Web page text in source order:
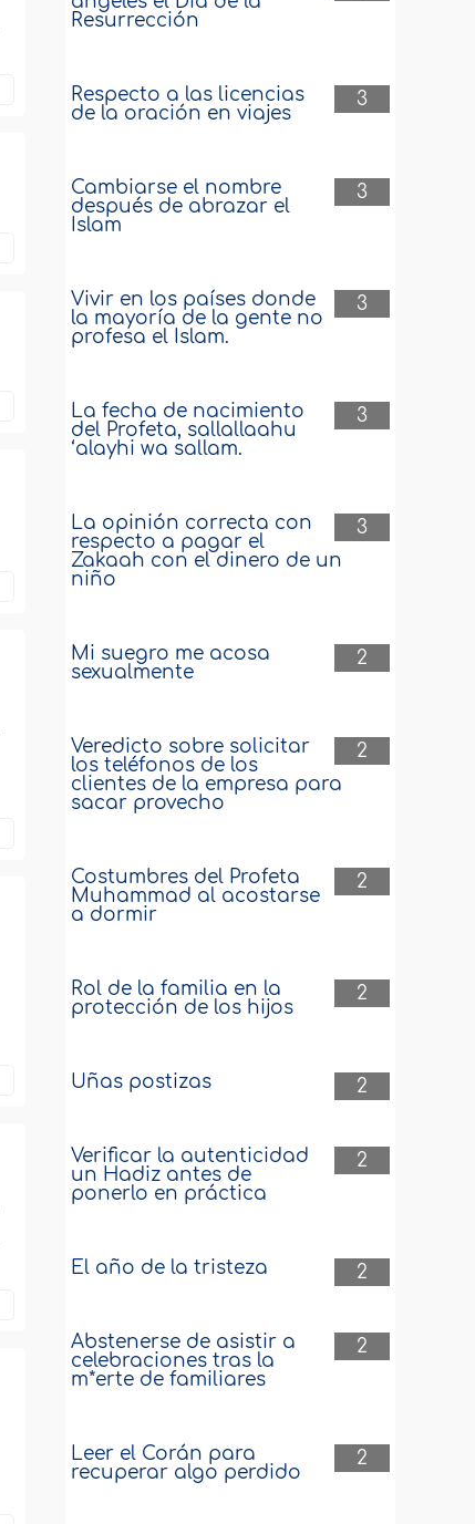
Resurrección
3
Respecto a las licencias
de la oración en viajes
3
Cambiarse el nombre
después de abrazar el
Islam
3
Vivir en los países donde
la mayoría de la gente no
profesa el Islam.
3
La fecha de nacimiento
del Profeta, sallallaahu
‘alayhi wa sallam.
3
La opinión correcta con
respecto a pagar el
Zakaah con el dinero de un
niño
2
Mi suegro me acosa
sexualmente
2
Veredicto sobre solicitar
los teléfonos de los
clientes de la empresa para
sacar provecho
2
Costumbres del Profeta
Muhammad al acostarse
a dormir
2
Rol de la familia en la
protección de los hijos
2
Uñas postizas
2
Verificar la autenticidad
un Hadiz antes de
ponerlo en práctica
2
El año de la tristeza
2
Abstenerse de asistir a
celebraciones tras la
m*erte de familiares
2
Leer el Corán para
recuperar algo perdido